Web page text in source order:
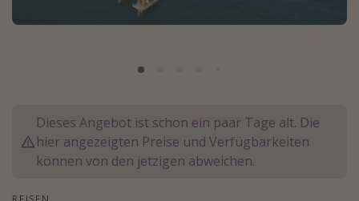
Normandie Urlaub
Krabi Urlaub
Tulum Urlaub
Dieses Angebot ist schon ein paar Tage alt. Die
hier angezeigten Preise und Verfügbarkeiten
können von den jetzigen abweichen.